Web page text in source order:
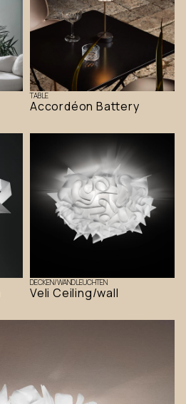
TABLE
Accordéon Battery
DECKEN/WANDLEUCHTEN
Veli Ceiling/wall